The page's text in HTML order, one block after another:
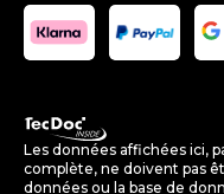
Les données affichées ici,
complète, ne doivent pas
données ou la base de